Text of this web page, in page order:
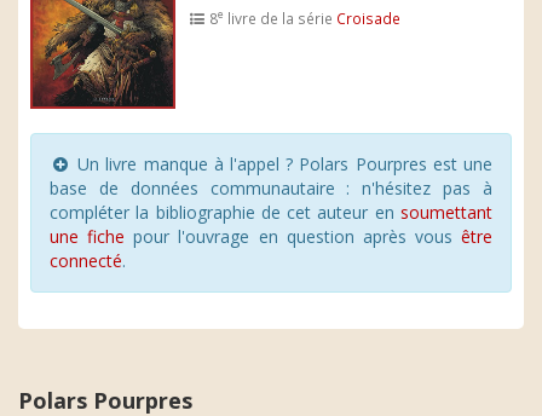
8e livre de la série Croisade
Un livre manque à l'appel ? Polars Pourpres est une
base de données communautaire : n'hésitez pas à
compléter la bibliographie de cet auteur en soumettant
une fiche pour l'ouvrage en question après vous être
connecté.
Polars Pourpres